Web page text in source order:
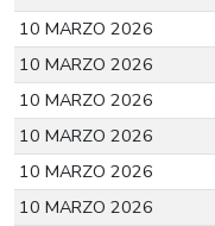
10 MARZO 2026
10 MARZO 2026
10 MARZO 2026
10 MARZO 2026
10 MARZO 2026
10 MARZO 2026